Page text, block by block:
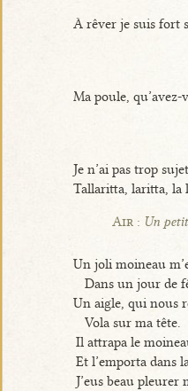
À rêver je suis fort
Ma poule, qu’avez-
Je n’ai pas trop
Tallaritta, laritta, la
Air : Un
Un joli moineau
Dans un jour de
Un aigle, qui nous
Vola sur ma tête.
Il attrapa le
Et l’emporta dans
J’eus beau pleurer